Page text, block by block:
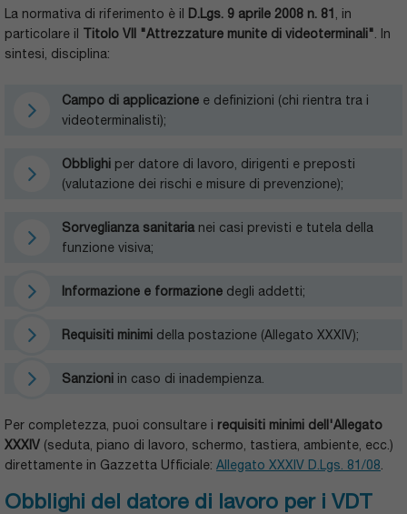
La normativa di riferimento è il D.Lgs. 9 aprile 2008 n. 81
, in
particolare il Titolo VII "Attrezzature munite di videoterminali" . In
sintesi, disciplina:
Campo di applicazione e definizioni (chi rientra tra i
videoterminalisti);
Obblighi per datore di lavoro, dirigenti e preposti
(valutazione dei rischi e misure di prevenzione);
Sorveglianza sanitaria nei casi previsti e tutela della
funzione visiva;
Informazione e formazione degli addetti;
Requisiti minimi della postazione (Allegato XXXIV);
Sanzioni in caso di inadempienza.
Per completezza, puoi consultare i requisiti minimi dell'Allegato
XXXIV (seduta, piano di lavoro, schermo, tastiera, ambiente, ecc.)
direttamente in Gazzetta Ufficiale: Allegato XXXIV D.Lgs. 81/08
Obblighi del datore di lavoro per i VDT